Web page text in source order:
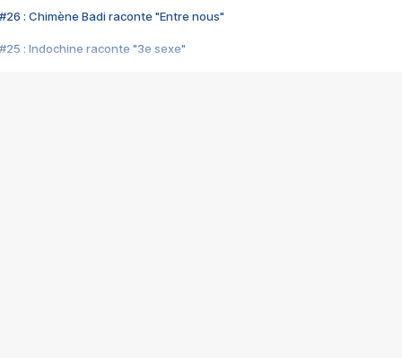
#26 : Chimène Badi raconte "Entre nous"
#25 : Indochine raconte "3e sexe"